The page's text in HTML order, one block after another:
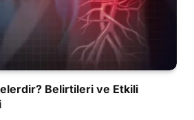
Belirtileri ve Etkili